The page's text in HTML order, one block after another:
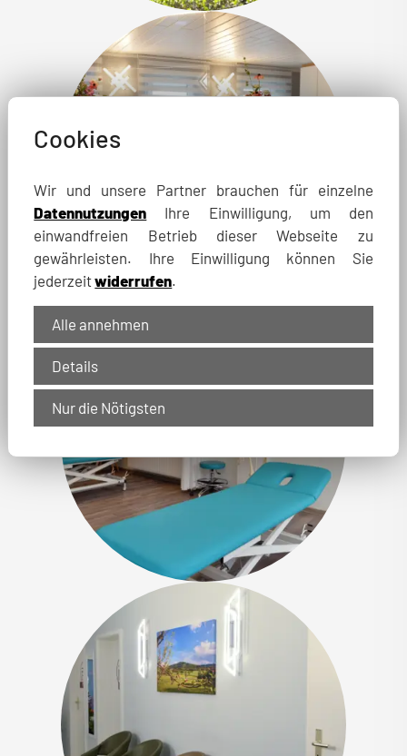
Cookies
Wir und unsere Partner brauchen für einzelne
Datennutzungen Ihre Einwilligung, um den
einwandfreien Betrieb dieser Webseite zu
gewährleisten. Ihre Einwilligung können Sie
jederzeitwiderrufen.
Alle annehmen
Details
Nur die Nötigsten